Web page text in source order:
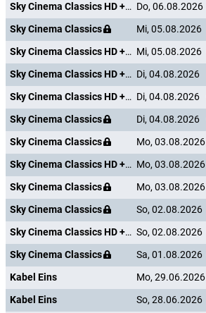
Sky Cinema Classics HD +24 Do, 06.08.2026
Sky Cinema Classics
Mi, 05.08.2026
Sky Cinema Classics HD +24 Mi, 05.08.2026
Sky Cinema Classics HD +24 Di, 04.08.2026
Sky Cinema Classics HD +24 Di, 04.08.2026
Sky Cinema Classics
Di, 04.08.2026
Sky Cinema Classics
Mo, 03.08.2026
Sky Cinema Classics HD +24 Mo, 03.08.2026
Sky Cinema Classics
Mo, 03.08.2026
Sky Cinema Classics
So, 02.08.2026
Sky Cinema Classics HD +24 So, 02.08.2026
Sky Cinema Classics
Sa, 01.08.2026
Kabel Eins
Mo, 29.06.2026
Kabel Eins
So, 28.06.2026